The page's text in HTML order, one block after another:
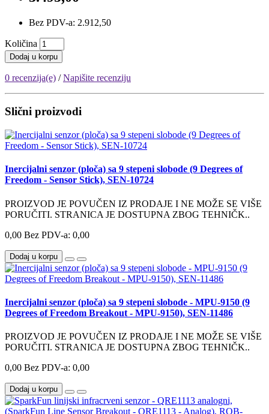
Bez PDV-a: 2.912,50
Količina
Dodaj u korpu
0 recenzija(e) /Napišite recenziju
Slični proizvodi
Inercijalni senzor (ploča) sa 9 stepeni slobode (9 Degrees of
Freedom - Sensor Stick), SEN-10724
PROIZVOD JE POVUČEN IZ PRODAJE I NE MOŽE SE VIŠE
PORUČITI. STRANICA JE DOSTUPNA ZBOG TEHNIČK..
0,00 Bez PDV-a: 0,00
Dodaj u korpu
Inercijalni senzor (ploča) sa 9 stepeni slobode - MPU-9150 (9
Degrees of Freedom Breakout - MPU-9150), SEN-11486
PROIZVOD JE POVUČEN IZ PRODAJE I NE MOŽE SE VIŠE
PORUČITI. STRANICA JE DOSTUPNA ZBOG TEHNIČK..
0,00 Bez PDV-a: 0,00
Dodaj u korpu